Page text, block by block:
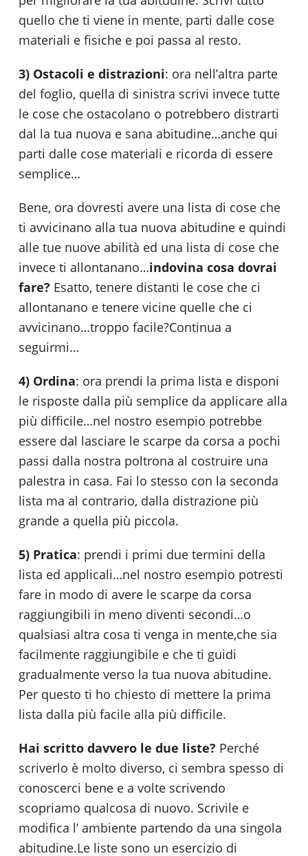
quello che ti viene in mente, parti dalle cose
materiali e fisiche e poi passa al resto.
3) Ostacoli e distrazioni: ora nell’altra parte
del foglio, quella di sinistra scrivi invece tutte
le cose che ostacolano o potrebbero distrarti
dal la tua nuova e sana abitudine…anche qui
parti dalle cose materiali e ricorda di essere
semplice…
Bene, ora dovresti avere una lista di cose che
ti avvicinano alla tua nuova abitudine e quindi
alle tue nuove abilità ed una lista di cose che
invece ti allontanano…indovina cosa dovrai
fare? Esatto, tenere distanti le cose che ci
allontanano e tenere vicine quelle che ci
avvicinano…troppo facile?Continua a
seguirmi…
4) Ordina: ora prendi la prima lista e disponi
le risposte dalla più semplice da applicare alla
più difficile…nel nostro esempio potrebbe
essere dal lasciare le scarpe da corsa a pochi
passi dalla nostra poltrona al costruire una
palestra in casa. Fai lo stesso con la seconda
lista ma al contrario, dalla distrazione più
grande a quella più piccola.
5) Pratica: prendi i primi due termini della
lista ed applicali…nel nostro esempio potresti
fare in modo di avere le scarpe da corsa
raggiungibili in meno diventi secondi…o
qualsiasi altra cosa ti venga in mente,che sia
facilmente raggiungibile e che ti guidi
gradualmente verso la tua nuova abitudine.
Per questo ti ho chiesto di mettere la prima
lista dalla più facile alla più difficile.
Hai scritto davvero le due liste? Perché
scriverlo è molto diverso, ci sembra spesso di
conoscerci bene e a volte scrivendo
scopriamo qualcosa di nuovo. Scrivile e
modifica l’ ambiente partendo da una singola
abitudine.Le liste sono un esercizio di